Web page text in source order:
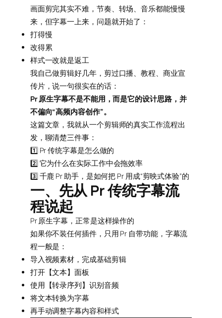
画面剪完其实不难，节奏、转场、音乐都能慢慢
来，但字幕一上来，问题就开始了：
打得慢
改得累
样式一改就是返工
我自己做剪辑好几年，剪过口播、教程、商业宣
传片，说一句很实在的话：
Pr 原生字幕不是不能用，而是它的设计思路，并
不偏向“高频内容创作”。
这篇文章，我就从一个剪辑师的真实工作流程出
发，聊清楚三件事：
1️⃣ Pr 传统字幕是怎么做的
2️⃣ 它为什么在实际工作中会拖效率
3️⃣ 千鹿 Pr 助手，是如何把 Pr 用成“剪映式体验”的
一、先从 Pr 传统字幕流
程说起
Pr 原生字幕，正常是这样操作的
如果你不装任何插件，只用 Pr 自带功能，字幕流
程一般是：
导入视频素材，完成基础剪辑
打开【文本】面板
使用【转录序列】识别音频
将文本转换为字幕
再手动调整字幕内容和样式